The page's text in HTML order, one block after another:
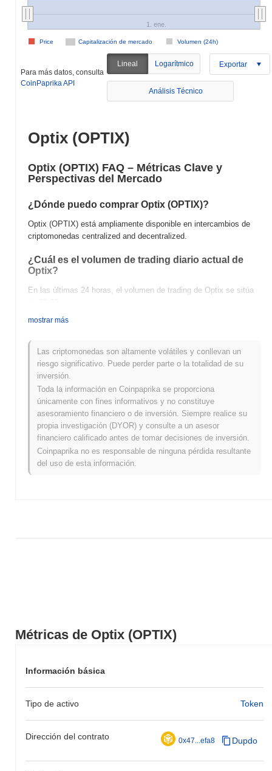
Métricas de Optix (OPTIX)
Información básica
Tipo de activo Token
Dirección del contrato 0x47...efa8 Dupdo
Capitalización de mercado Volumen (24h)
Price
1. ene.
Para más datos, consulta
CoinPaprika API
Lineal Logarítmico Exportar
Análisis Técnico
Optix (OPTIX)
Optix (OPTIX) FAQ – Métricas Clave y
Perspectivas del Mercado
¿Dónde puedo comprar Optix (OPTIX)?
Optix (OPTIX) está ampliamente disponible en intercambios de
criptomonedas centralized and decentralized.
¿Cuál es el volumen de trading diario actual de
Optix?
En las últimas 24 horas, el volumen de trading de Optix se sitúa
¿Cuál es el historial del rango de precios de
Máximo Histórico (ATH): €0.0
971
Mínimo Histórico (ATL):
Optix se negocia actualmente~99.99%por debajo de su ATH .
¿Cómo se está desempeñando Optix en
comparación con el mercado cripto en general?
En los últimos 7 días, Optix ha ganó 0.00%, quedando por debajo
del mercado cripto general que registró una ganancia del
Esto indica un retraso temporal en la acción del precio de OPTIX
mostrar más
Las criptomonedas son altamente volátiles y conllevan un
riesgo significativo. Puede perder parte o la totalidad de su
inversión.
Toda la información en Coinpaprika se proporciona
únicamente con fines informativos y no constituye
asesoramiento financiero o de inversión. Siempre realice su
propia investigación (DYOR) y consulte a un asesor
financiero calificado antes de tomar decisiones de inversión.
Coinpaprika no es responsable de ninguna pérdida resultante
del uso de esta información.